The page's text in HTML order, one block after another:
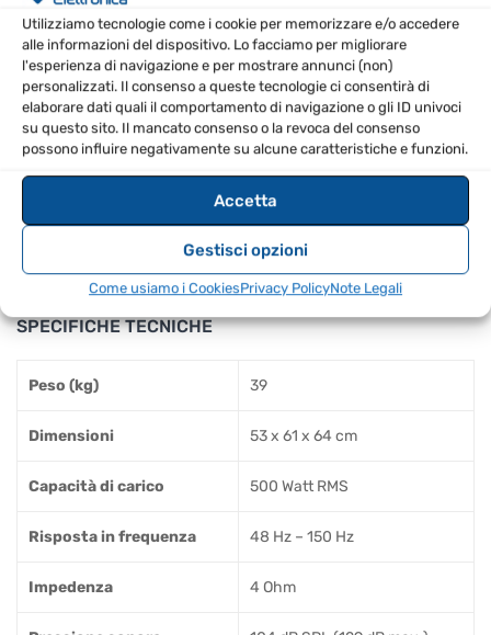
Utilizziamo tecnologie come i cookie per memorizzare e/o accedere
alle informazioni del dispositivo. Lo facciamo per migliorare
l'esperienza di navigazione e per mostrare annunci (non)
personalizzati. Il consenso a queste tecnologie ci consentirà di
elaborare dati quali il comportamento di navigazione o gli ID univoci
su questo sito. Il mancato consenso o la revoca del consenso
possono influire negativamente su alcune caratteristiche e funzioni.
Accetta
Gestisci opzioni
Come usiamo i CookiesPrivacy PolicyNote Legali
Sistema bass reflex
Capacità di carico: 500 Watt RMS
Risposta in frequenza: 48 Hz – 150 Hz
Impedenza: 4 Ohm
Pressione sonora: 104 dB SPL (129 dB max.)
Filettatura M20 per asta distanziale
Connessioni: altoparlante Twist in/out
Filtro TP/HP: 150 Hz
Lacca nera strutturata
SPECIFICHE TECNICHE
Peso (kg) 39
Dimensioni 53 x 61 x 64 cm
Capacità di carico 500 Watt RMS
Risposta in frequenza 48 Hz – 150 Hz
Impedenza 4 Ohm